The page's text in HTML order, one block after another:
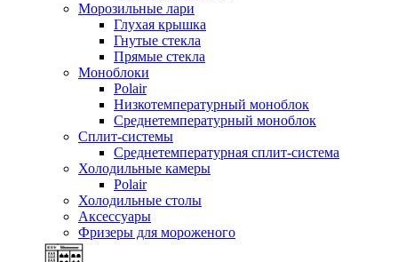
Морозильные лари
Глухая крышка
Гнутые стекла
Прямые стекла
Моноблоки
Polair
Низкотемпературный моноблок
Среднетемпературный моноблок
Сплит-системы
Среднетемпературная сплит-система
Холодильные камеры
Polair
Холодильные столы
Аксессуары
Фризеры для мороженого